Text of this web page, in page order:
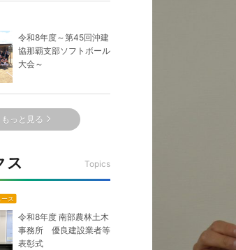
令和8年度～第45回沖建
協那覇支部ソフトボール
大会～
もっと見る
ス Topics
ース
令和8年度 南部農林土木
事務所 優良建設業者等
表彰式